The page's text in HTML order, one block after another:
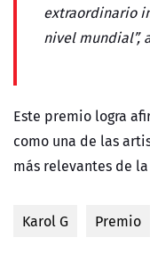
extraordinario
nivel mundial”,
Este premio logra
como una de las
más relevantes de
Karol G Premio